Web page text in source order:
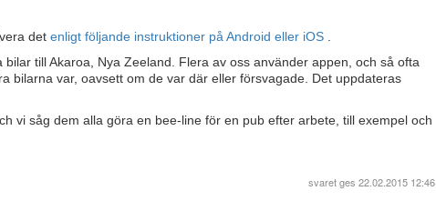
det enligt följande instruktioner på Android eller iOS
till Akaroa, Nya Zeeland. Flera av oss använder appen, och så ofta
bilarna var, oavsett om de var där eller försvagade. Det uppdateras
vi såg dem alla göra en bee-line för en pub efter arbete, till exempel och
svaret ges 22.02.2015 12:46